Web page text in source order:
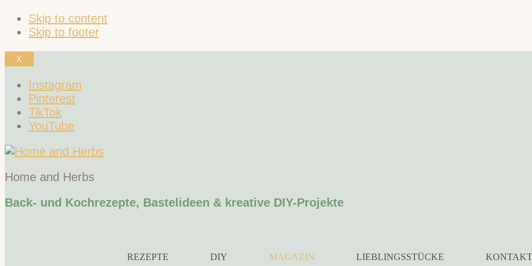
Skip to content
Skip to footer
X
Instagram
Pinterest
TikTok
YouTube
Home and Herbs
Back- und Kochrezepte, Bastelideen & kreative DIY-Projekte
REZEPTE DIY MAGAZIN LIEBLINGSSTÜCKE KONTAKT